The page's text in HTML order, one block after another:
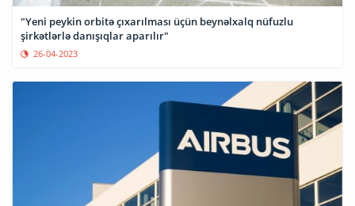
"Yeni peykin orbitə çıxarılması üçün beynəlxalq nüfuzlu
şirkətlərlə danışıqlar aparılır"
26-04-2023